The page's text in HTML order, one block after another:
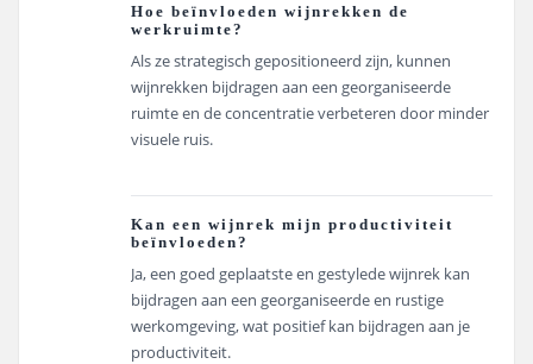
Hoe beïnvloeden wijnrekken de
werkruimte?
Als ze strategisch gepositioneerd zijn, kunnen
wijnrekken bijdragen aan een georganiseerde
ruimte en de concentratie verbeteren door minder
visuele ruis.
Kan een wijnrek mijn productiviteit
beïnvloeden?
Ja, een goed geplaatste en gestylede wijnrek kan
bijdragen aan een georganiseerde en rustige
werkomgeving, wat positief kan bijdragen aan je
productiviteit.